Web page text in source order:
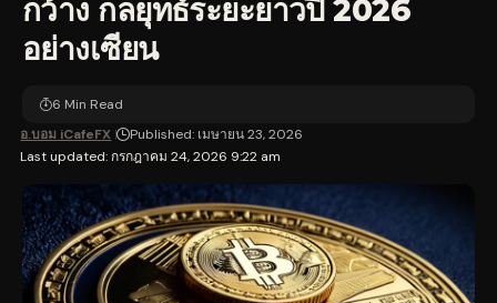
กว้าง กลยุทธ์ระยะยาวปี 2026
อย่างเซียน
Last updated: กรกฎาคม 24, 2026 9:22 am
อ.บอม iCafeFX Published: เมษายน 23, 2026
6 Min Read